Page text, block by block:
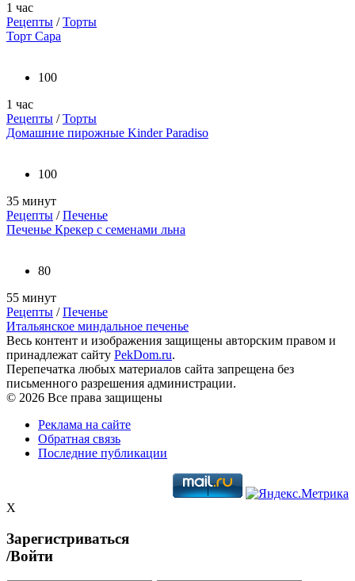
1 час
Рецепты /Торты
Торт Сара
100
1 час
Рецепты /Торты
Домашние пирожные Kinder Paradiso
100
35 минут
Рецепты /Печенье
Печенье Крекер с семенами льна
80
55 минут
Рецепты /Печенье
Итальянское миндальное печенье
Весь контент и изображения защищены авторским правом и
принадлежат сайту PekDom.ru.
Перепечатка любых материалов сайта запрещена без
письменного разрешения администрации.
© 2026 Все права защищены
Реклама на сайте
Обратная связь
Последние публикации
X
Зарегистриваться
/Войти